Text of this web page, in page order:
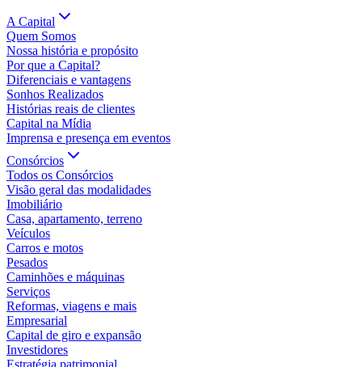
A Capital
Quem Somos
Nossa história e propósito
Por que a Capital?
Diferenciais e vantagens
Sonhos Realizados
Histórias reais de clientes
Capital na Mídia
Imprensa e presença em eventos
Consórcios
Todos os Consórcios
Visão geral das modalidades
Imobiliário
Casa, apartamento, terreno
Veículos
Carros e motos
Pesados
Caminhões e máquinas
Serviços
Reformas, viagens e mais
Empresarial
Capital de giro e expansão
Investidores
Estratégia patrimonial